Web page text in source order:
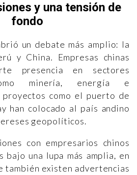
y una tensión de
fondo
un debate más amplio: la
y China. Empresas chinas
presencia en sectores
minería, energía e
como el puerto de
han colocado al país andino
geopolíticos.
con empresarios chinos
bajo una lupa más amplia, en
también existen advertencias